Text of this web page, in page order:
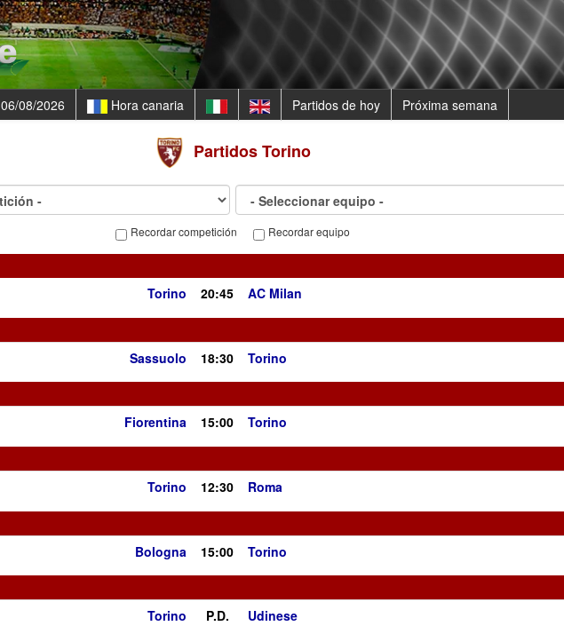
06/08/2026 Hora canaria Partidos de hoy Próxima semana
PartidosTorino
Recordar competición Recordar equipo
Torino 20:45 AC Milan
Sassuolo 18:30 Torino
Fiorentina 15:00 Torino
Torino 12:30 Roma
Bologna 15:00 Torino
Torino P.D. Udinese